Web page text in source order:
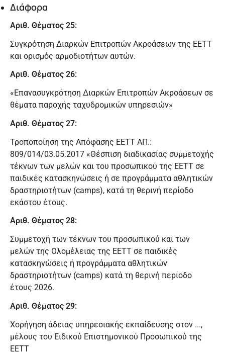
Διάφορα
Αριθ. Θέματος 25:
Συγκρότηση Διαρκών Επιτροπών Ακροάσεων της ΕΕΤΤ
και ορισμός αρμοδιοτήτων αυτών.
Αριθ. Θέματος 26:
«Επανασυγκρότηση Διαρκών Επιτροπών Ακροάσεων σε
θέματα παροχής ταχυδρομικών υπηρεσιών»
Αριθ. Θέματος 27:
Τροποποίηση της Απόφασης ΕΕΤΤ ΑΠ.:
809/014/03.05.2017 «Θέσπιση διαδικασίας συμμετοχής
τέκνων των μελών και του προσωπικού της ΕΕΤΤ σε
παιδικές κατασκηνώσεις ή σε προγράμματα αθλητικών
δραστηριοτήτων (camps), κατά τη θερινή περίοδο
εκάστου έτους.
Αριθ. Θέματος 28:
Συμμετοχή των τέκνων του προσωπικού και των
μελών της Ολομέλειας της ΕΕΤΤ σε παιδικές
κατασκηνώσεις ή προγράμματα αθλητικών
δραστηριοτήτων (camps) κατά τη θερινή περίοδο
έτους 2026.
Αριθ. Θέματος 29:
Χορήγηση άδειας υπηρεσιακής εκπαίδευσης στον ...,
μέλους του Ειδικού Επιστημονικού Προσωπικού της
ΕΕΤΤ